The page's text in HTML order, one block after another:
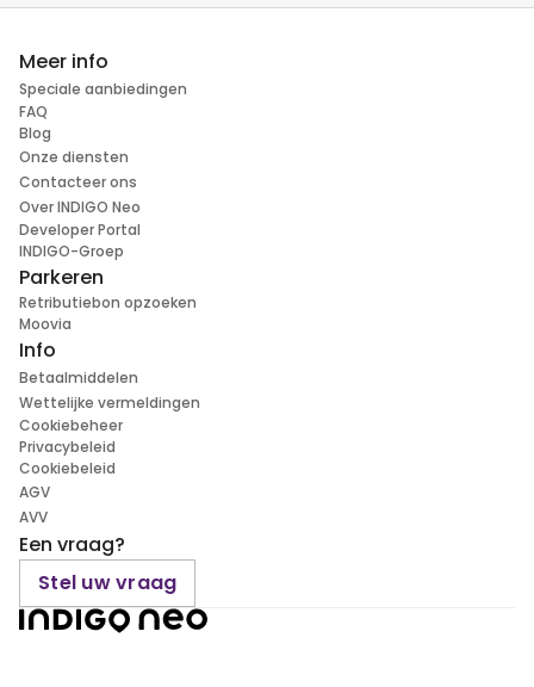
Meer info
Speciale aanbiedingen
FAQ
Blog
Onze diensten
Contacteer ons
Over INDIGO Neo
Developer Portal
INDIGO-Groep
Parkeren
Retributiebon opzoeken
Moovia
Info
Betaalmiddelen
Wettelijke vermeldingen
Cookiebeheer
Privacybeleid
Cookiebeleid
AGV
AVV
Een vraag?
Stel uw vraag